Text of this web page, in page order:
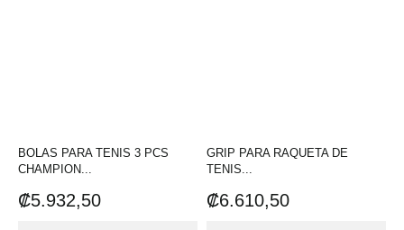
BOLAS PARA TENIS 3 PCS
CHAMPION...
Precio
₡5.932,50
GRIP PARA RAQUETA DE
TENIS...
Precio
₡6.610,50